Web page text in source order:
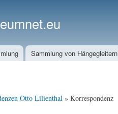
Sammlung von Hängegleitern
Otto Lilienthal » Korrespondenz